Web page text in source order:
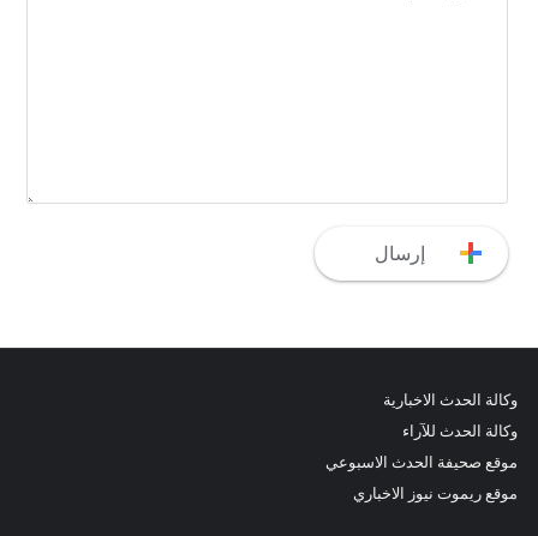
وكالة الحدث الاخبارية
وكالة الحدث للآراء
موقع صحيفة الحدث الاسبوعي
موقع ريموت نيوز الاخباري